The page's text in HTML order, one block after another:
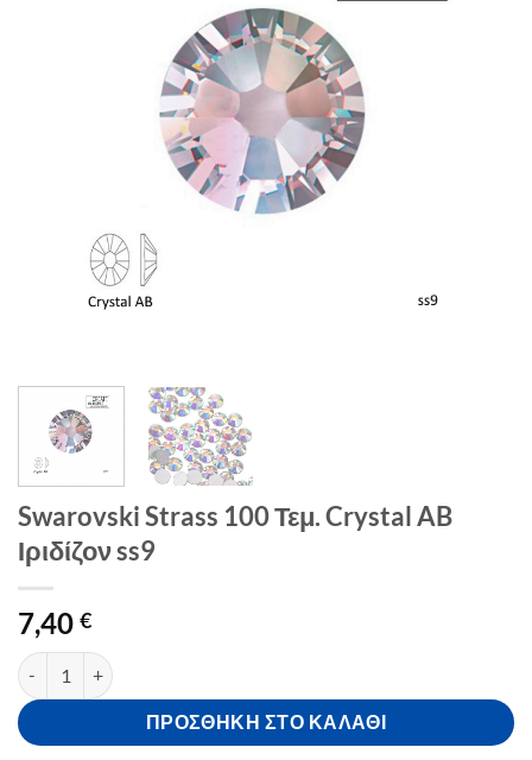
Swarovski Strass 100 Τεμ. Crystal AB
Ιριδίζον ss9
7,40 €
Swarovski Strass 100 Τεμ. Crystal AB Ιριδίζον ss9 ποσότητα
ΠΡΟΣΘΉΚΗ ΣΤΟ ΚΑΛΆΘΙ